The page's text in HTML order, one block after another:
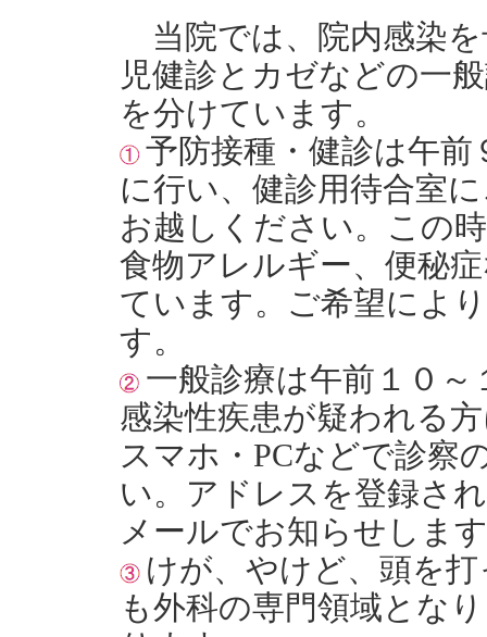
当院では、院内感染
児健診とカゼなどの一
を分けています。
予防接種・健診は午前
に行い、健診用待合室
お越しください。この
食物アレルギー、便秘
ています。ご希望によ
す。
一般診療は午前１０
感染性疾患が疑われる
スマホ・PCなどで診察
い。アドレスを登録さ
メールでお知らせしま
けが、やけど、頭を
も外科の専門領域とな